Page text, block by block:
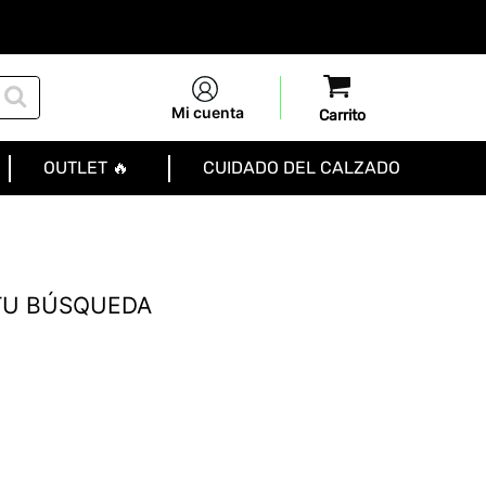
Mi cuenta
OUTLET 🔥 CUIDADO DEL CALZADO
BÚSQUEDA